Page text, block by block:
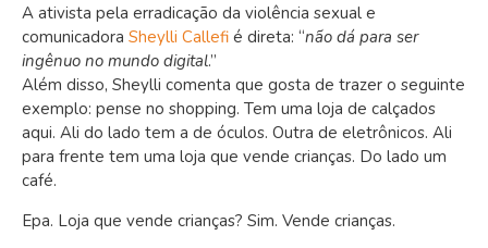
A ativista pela erradicação da violência sexual e
comunicadora Sheylli Callefi é direta: “não dá para ser
ingênuo no mundo digital.”
Além disso, Sheylli comenta que gosta de trazer o seguinte
exemplo: pense no shopping. Tem uma loja de calçados
aqui. Ali do lado tem a de óculos. Outra de eletrônicos. Ali
para frente tem uma loja que vende crianças. Do lado um
café.
Epa. Loja que vende crianças? Sim. Vende crianças.